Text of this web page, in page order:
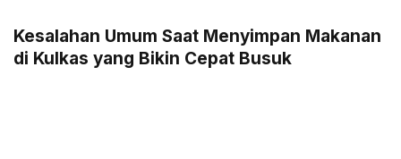
Kesalahan Umum Saat Menyimpan Makanan
di Kulkas yang Bikin Cepat Busuk